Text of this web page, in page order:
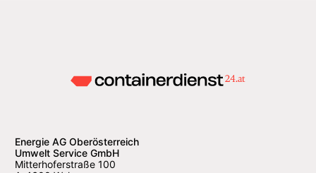
Energie AG Oberösterreich
Umwelt Service GmbH
Mitterhoferstraße 100